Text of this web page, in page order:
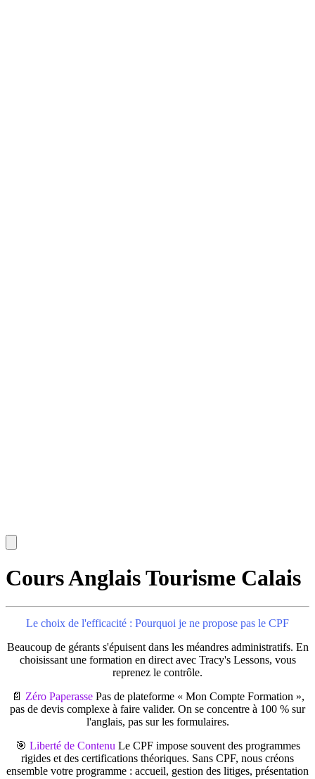
Cours Anglais Tourisme Calais
Le choix de l'efficacité : Pourquoi je ne propose pas le CPF
Beaucoup de gérants s'épuisent dans les méandres administratifs. En
choisissant une formation en direct avec Tracy's Lessons, vous
reprenez le contrôle.
📄 Zéro PaperassePas de plateforme « Mon Compte Formation »,
pas de devis complexe à faire valider. On se concentre à 100 % sur
l'anglais, pas sur les formulaires.
🎯 Liberté de Contenu Le CPF impose souvent des programmes
rigides et des certifications théoriques. Sans CPF, nous créons
ensemble votre programme : accueil, gestion des litiges, présentation